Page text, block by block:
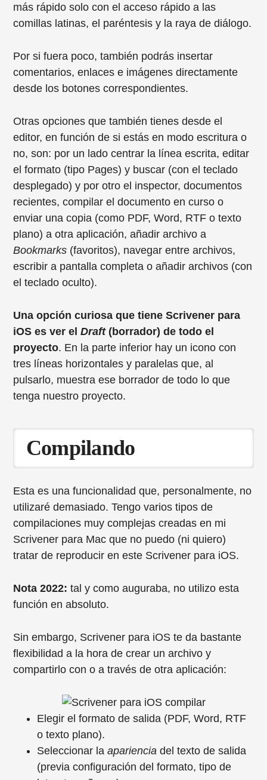
más rápido solo con el acceso rápido a las
comillas latinas, el paréntesis y la raya de diálogo.
Por si fuera poco, también podrás insertar
comentarios, enlaces e imágenes directamente
desde los botones correspondientes.
Otras opciones que también tienes desde el
editor, en función de si estás en modo escritura o
no, son: por un lado centrar la línea escrita, editar
el formato (tipo Pages) y buscar (con el teclado
desplegado) y por otro el inspector, documentos
recientes, compilar el documento en curso o
enviar una copia (como PDF, Word, RTF o texto
plano) a otra aplicación, añadir archivo a
Bookmarks (favoritos), navegar entre archivos,
escribir a pantalla completa o añadir archivos (con
el teclado oculto).
Una opción curiosa que tiene Scrivener para
iOS es ver elDraft(borrador) de todo el
proyecto. En la parte inferior hay un icono con
tres líneas horizontales y paralelas que, al
pulsarlo, muestra ese borrador de todo lo que
tenga nuestro proyecto.
Compilando
Esta es una funcionalidad que, personalmente, no
utilizaré demasiado. Tengo varios tipos de
compilaciones muy complejas creadas en mi
Scrivener para Mac que no puedo (ni quiero)
tratar de reproducir en este Scrivener para iOS.
Nota 2022: tal y como auguraba, no utilizo esta
función en absoluto.
Sin embargo, Scrivener para iOS te da bastante
flexibilidad a la hora de crear un archivo y
compartirlo con o a través de otra aplicación:
Elegir el formato de salida (PDF, Word, RTF
o texto plano).
Seleccionar laapariencia del texto de salida
(previa configuración del formato, tipo de